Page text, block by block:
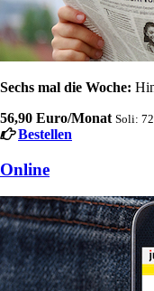
Sechs mal die Woche:
56,90 Euro/Monat Soli:
Bestellen
Online